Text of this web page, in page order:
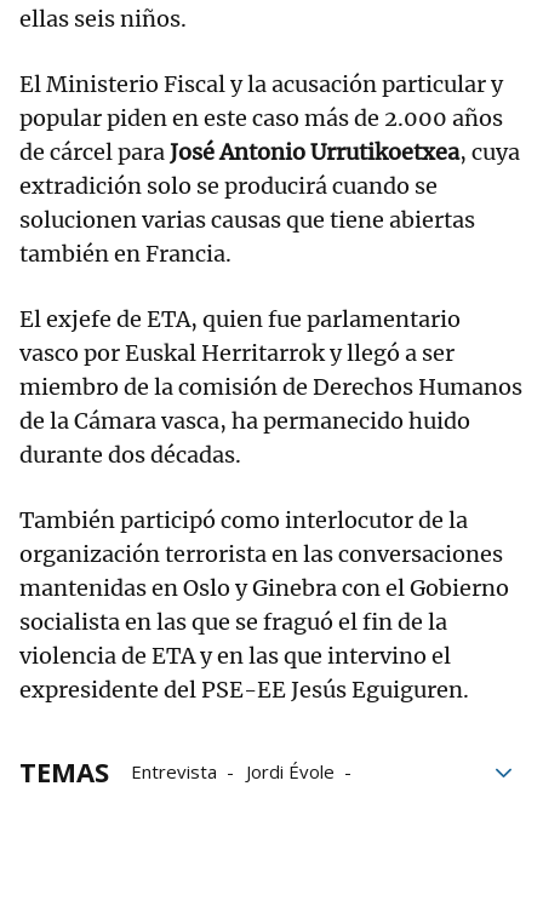
ellas seis niños.
El Ministerio Fiscal y la acusación particular y
popular piden en este caso más de 2.000 años
de cárcel paraJosé Antonio Urrutikoetxea, cuya
extradición solo se producirá cuando se
solucionen varias causas que tiene abiertas
también en Francia.
El exjefe de ETA, quien fue parlamentario
vasco por Euskal Herritarrok y llegó a ser
miembro de la comisión de Derechos Humanos
de la Cámara vasca, ha permanecido huido
durante dos décadas.
También participó como interlocutor de la
organización terrorista en las conversaciones
mantenidas en Oslo y Ginebra con el Gobierno
socialista en las que se fraguó el fin de la
violencia de ETA y en las que intervino el
expresidente del PSE-EE Jesús Eguiguren.
TEMAS Entrevista
Jordi Évole